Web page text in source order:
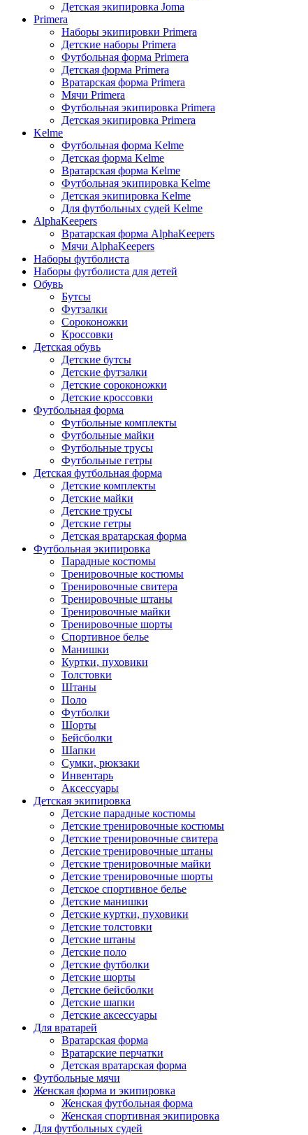
Детская экипировка Joma
Primera
Наборы экипировки Primera
Детские наборы Primera
Футбольная форма Primera
Детская форма Primera
Вратарская форма Primera
Мячи Primera
Футбольная экипировка Primera
Детская экипировка Primera
Kelme
Футбольная форма Kelme
Детская форма Kelme
Вратарская форма Kelme
Футбольная экипировка Kelme
Детская экипировка Kelme
Для футбольных судей Kelme
AlphaKeepers
Вратарская форма AlphaKeepers
Мячи AlphaKeepers
Наборы футболиста
Наборы футболиста для детей
Обувь
Бутсы
Футзалки
Сороконожки
Кроссовки
Детская обувь
Детские бутсы
Детские футзалки
Детские сороконожки
Детские кроссовки
Футбольная форма
Футбольные комплекты
Футбольные майки
Футбольные трусы
Футбольные гетры
Детская футбольная форма
Детские комплекты
Детские майки
Детские трусы
Детские гетры
Детская вратарская форма
Футбольная экипировка
Парадные костюмы
Тренировочные костюмы
Тренировочные свитера
Тренировочные штаны
Тренировочные майки
Тренировочные шорты
Спортивное белье
Манишки
Куртки, пуховики
Толстовки
Штаны
Поло
Футболки
Шорты
Бейсболки
Шапки
Сумки, рюкзаки
Инвентарь
Аксессуары
Детская экипировка
Детские парадные костюмы
Детские тренировочные костюмы
Детские тренировочные свитера
Детские тренировочные штаны
Детские тренировочные майки
Детские тренировочные шорты
Детское спортивное белье
Детские манишки
Детские куртки, пуховики
Детские толстовки
Детские штаны
Детские поло
Детские футболки
Детские шорты
Детские бейсболки
Детские шапки
Детские аксессуары
Для вратарей
Вратарская форма
Вратарские перчатки
Детская вратарская форма
Футбольные мячи
Женская форма и экипировка
Женская футбольная форма
Женская спортивная экипировка
Для футбольных судей